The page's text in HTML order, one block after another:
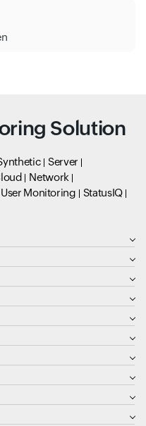
Solution
Server
Network
User Monitoring
StatusIQ